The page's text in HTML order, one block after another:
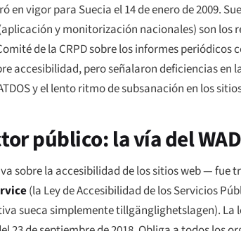
en vigor para Suecia el 14 de enero de 2009.
y monitorización nacionales) son
de la CRPD sobre los informes
accesibilidad, pero señalaron deficiencias
y el lento ritmo de subsanación en los
público: la vía del
sobre la accesibilidad de los sitios web — fue
(la Ley de Accesibilidad de los Servicios
sueca simplementetillgänglighetslagen). La